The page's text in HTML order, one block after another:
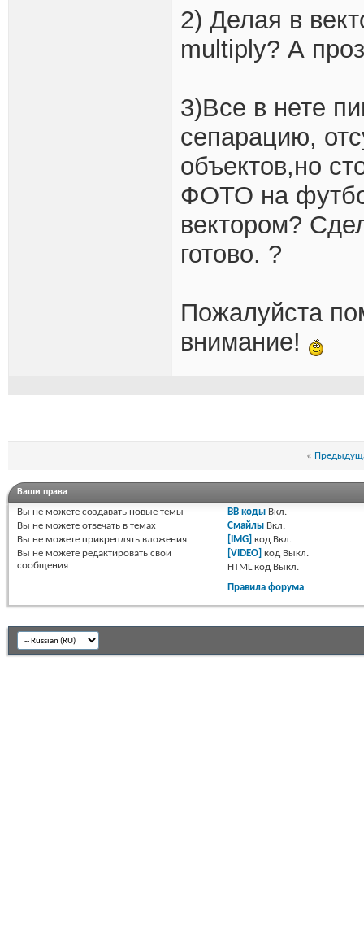
2) Делая в
multiply? А
3)Все в нете
сепарацию,
объектов,но
ФОТО на
вектором?
готово. ?
Пожалуйста
внимание!
«
Ваши права
Вы не можете создавать новые темы
Вы не можете отвечать в темах
Вы не можете прикреплять вложения
Вы не можете редактировать свои
сообщения
BB коды Вкл.
Смайлы Вкл.
[IMG] код Вкл.
[VIDEO] код Выкл.
HTML код Выкл.
Правила форума